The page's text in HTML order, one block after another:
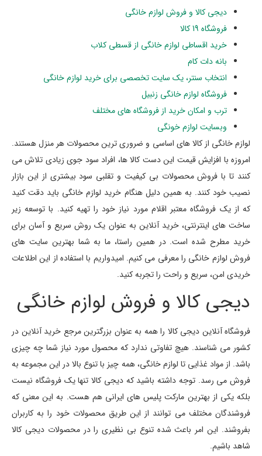
دیجی کالا و فروش لوازم خانگی
فروشگاه 19 کالا
خرید اقساطی لوازم خانگی از قسطی کلاب
بانه دات کام
انتخاب سنتر، یک سایت تخصصی برای خرید لوازم خانگی
فروشگاه لوازم خانگی زنبیل
ترب و امکان خرید از فروشگاه های مختلف
وبسایت لوازم خونگی
لوازم خانگی از کالا های اساسی و ضروری ترین محصولات هر منزل هستند.
امروزه با افزایش قیمت این دست کالا ها، افراد سود جوی زیادی تلاش می
کنند تا با فروش محصولات بی کیفیت و تقلبی سود بیشتری از این بازار
نصیب خود کنند. به همین دلیل هنگام خرید لوازم خانگی باید دقت کنید
که از یک فروشگاه معتبر اقلام مورد نیاز خود را تهیه کنید. با توسعه زیر
ساخت های اینترنتی، خرید آنلاین به عنوان یک روش سریع و آسان برای
خرید مطرح شده است. در همین راستا، ما به شما بهترین سایت های
فروش لوازم خانگی را معرفی می کنیم. امیدواریم با استفاده از این اطلاعات
خریدی امن، سریع و راحت را تجربه کنید.
دیجی کالا و فروش لوازم خانگی
فروشگاه آنلاین دیجی کالا را همه به عنوان بزرگترین مرجع خرید آنلاین در
کشور می شناسند. هیچ تفاوتی ندارد که محصول مورد نیاز شما چه چیزی
باشد. از مواد غذایی تا لوازم خانگی، همه چیز با تنوع بالا در این مجموعه به
فروش می رسد. توجه داشته باشید که دیجی کالا تنها یک فروشگاه نیست
بلکه یکی از بهترین مارکت پلیس های ایرانی هم هست. به این معنی که
فروشندگان مختلف می توانند از این طریق محصولات خود را به کاربران
بفروشند. این امر باعث شده تنوع بی نظیری را در محصولات دیجی کالا
شاهد باشیم.